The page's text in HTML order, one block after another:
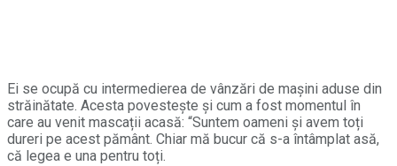
Ei se ocupă cu intermedierea de vânzări de mașini aduse din
străinătate. Acesta povestește și cum a fost momentul în
care au venit mascații acasă: “Suntem oameni și avem toți
dureri pe acest pământ. Chiar mă bucur că s-a întâmplat asă,
că legea e una pentru toți.